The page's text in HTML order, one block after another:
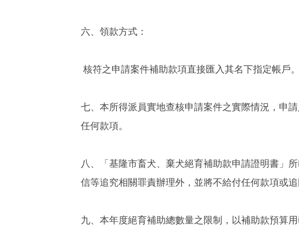
六、領款方式：
核符之申請案件補助款項直接匯入其名下指定帳戶。
七、本所得派員實地查核申請案件之實際情況，申
任何款項。
八、「基隆市畜犬、棄犬絕育補助款申請證明書」
信等追究相關罪責辦理外，並將不給付任何款項或追
九、本年度絕育補助總數量之限制，以補助款預算